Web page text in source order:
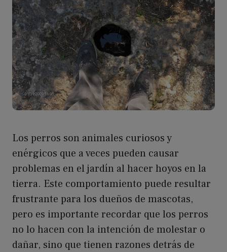
Los perros son animales curiosos y
enérgicos que a veces pueden causar
problemas en el jardín al hacer hoyos en la
tierra. Este comportamiento puede resultar
frustrante para los dueños de mascotas,
pero es importante recordar que los perros
no lo hacen con la intención de molestar o
dañar, sino que tienen razones detrás de